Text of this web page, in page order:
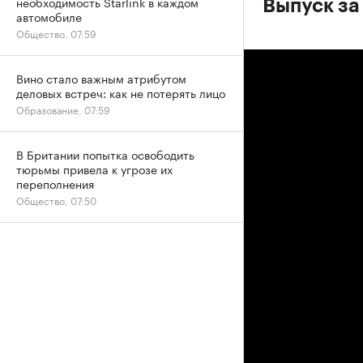
Выпуск
автомобиле
Общество, 07:59
Вино стало важным атрибутом
деловых встреч: как не потерять лицо
Образование, 07:59
В Британии попытка освободить
тюрьмы привела к угрозе их
переполнения
Общество, 07:50